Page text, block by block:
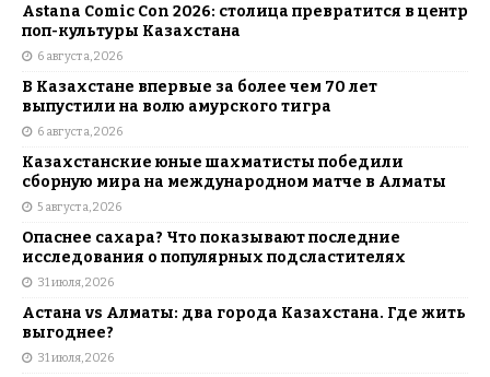
Astana Comic Con 2026: столица превратится в центр
поп-культуры Казахстана
6 августа, 2026
В Казахстане впервые за более чем 70 лет
выпустили на волю амурского тигра
6 августа, 2026
Казахстанские юные шахматисты победили
сборную мира на международном матче в Алматы
5 августа, 2026
Опаснее сахара? Что показывают последние
исследования о популярных подсластителях
31 июля, 2026
Астана vs Алматы: два города Казахстана. Где жить
выгоднее?
31 июля, 2026